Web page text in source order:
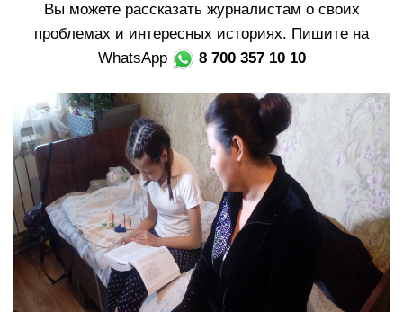
в
и
г
а
ц
и
ю
Вы можете рассказать журналистам о своих
проблемах и интересных историях. Пишите на
WhatsApp
8 700 357 10 10